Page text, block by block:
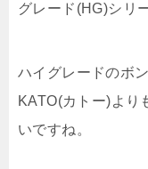
グレード(HG)シリ
ハイグレードのボ
KATO(カトー)より
いですね。